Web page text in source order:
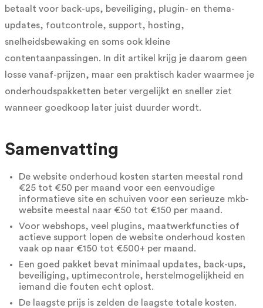
betaalt voor back-ups, beveiliging, plugin- en thema-
updates, foutcontrole, support, hosting,
snelheidsbewaking en soms ook kleine
contentaanpassingen. In dit artikel krijg je daarom geen
losse vanaf-prijzen, maar een praktisch kader waarmee je
onderhoudspakketten beter vergelijkt en sneller ziet
wanneer goedkoop later juist duurder wordt.
Samenvatting
De website onderhoud kosten starten meestal rond
€25 tot €50 per maand voor een eenvoudige
informatieve site en schuiven voor een serieuze mkb-
website meestal naar €50 tot €150 per maand.
Voor webshops, veel plugins, maatwerkfuncties of
actieve support lopen de website onderhoud kosten
vaak op naar €150 tot €500+ per maand.
Een goed pakket bevat minimaal updates, back-ups,
beveiliging, uptimecontrole, herstelmogelijkheid en
iemand die fouten echt oplost.
De laagste prijs is zelden de laagste totale kosten.